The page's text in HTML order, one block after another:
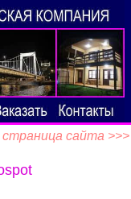
страница сайта >>>